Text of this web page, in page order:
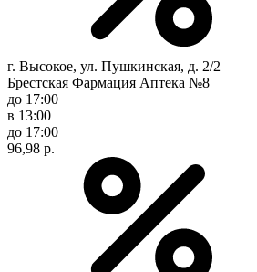
г. Высокое, ул. Пушкинская, д. 2/2
Брестская Фармация Аптека №8
до 17:00
в 13:00
до 17:00
96,98 р.